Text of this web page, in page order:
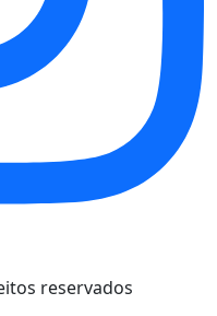
reservados